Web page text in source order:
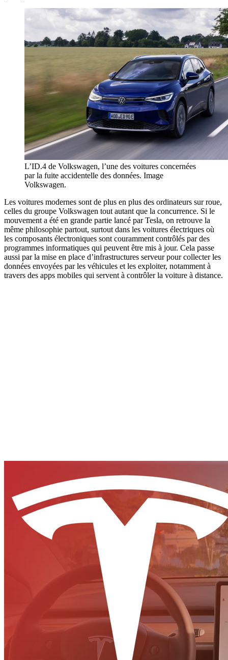
L’ID.4 de Volkswagen, l’une des voitures concernées
par la fuite accidentelle des données. Image
Volkswagen.
Les voitures modernes sont de plus en plus des ordinateurs sur roue,
celles du groupe Volkswagen tout autant que la concurrence. Si le
mouvement a été en grande partie lancé par Tesla, on retrouve la
même philosophie partout, surtout dans les voitures électriques où
les composants électroniques sont couramment contrôlés par des
programmes informatiques qui peuvent être mis à jour. Cela passe
aussi par la mise en place d’infrastructures serveur pour collecter les
données envoyées par les véhicules et les exploiter, notamment à
travers des apps mobiles qui servent à contrôler la voiture à distance.